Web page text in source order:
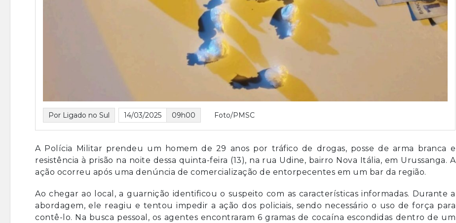
Por Ligado no Sul 14/03/2025 09h00 Foto/PMSC
A Polícia Militar prendeu um homem de 29 anos por tráfico de drogas, posse de arma branca e
resistência à prisão na noite dessa quinta-feira (13), na rua Udine, bairro Nova Itália, em Urussanga. A
ação ocorreu após uma denúncia de comercialização de entorpecentes em um bar da região.
Ao chegar ao local, a guarnição identificou o suspeito com as características informadas. Durante a
abordagem, ele reagiu e tentou impedir a ação dos policiais, sendo necessário o uso de força para
contê-lo. Na busca pessoal, os agentes encontraram 6 gramas de cocaína escondidas dentro de um